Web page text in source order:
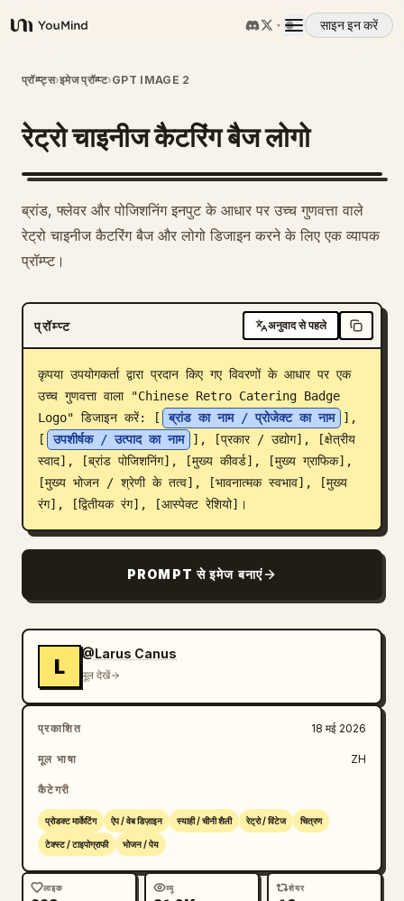
YouMind
साइन इन करें
अवलोकन
उपयोग के मामले
प्रॉम्प्ट
मूल्य निर्धारण
डाउनलोड
ब्लॉग
अपडेट
प्रॉम्प्ट्स›इमेज प्रॉम्प्ट›GPT IMAGE 2
रेट्रो चाइनीज कैटरिंग बैज लोगो
ब्रांड, फ्लेवर और पोजिशनिंग इनपुट के आधार पर उच्च गुणवत्ता वाले
रेट्रो चाइनीज कैटरिंग बैज और लोगो डिजाइन करने के लिए एक व्यापक
प्रॉम्प्ट।
प्रॉम्प्ट अनुवाद से पहले
कृपया उपयोगकर्ता द्वारा प्रदान किए गए विवरणों के आधार पर एक
उच्च गुणवत्ता वाला "Chinese Retro Catering Badge
Logo" डिजाइन करें: [
ब्रांड का नाम / प्रोजेक्ट का नाम
],
[
उपशीर्षक / उत्पाद का नाम
], [प्रकार / उद्योग], [क्षेत्रीय
स्वाद], [ब्रांड पोजिशनिंग], [मुख्य कीवर्ड], [मुख्य ग्राफिक],
[मुख्य भोजन / श्रेणी के तत्व], [भावनात्मक स्वभाव], [मुख्य
रंग], [द्वितीयक रंग], [आस्पेक्ट रेशियो]।
PROMPT से इमेज बनाएं
L
@Larus Canus
मूल देखें
प्रकाशित 18 मई 2026
मूल भाषा ZH
कैटेगरी
प्रोडक्ट मार्केटिंग ऐप / वेब डिज़ाइन स्याही / चीनी शैली रेट्रो / विंटेज चित्रण
टेक्स्ट / टाइपोग्राफी भोजन / पेय
लाइक व्यू शेयर